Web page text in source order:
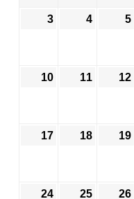
3 4 5
10 11 12
17 18 19
24 25 26